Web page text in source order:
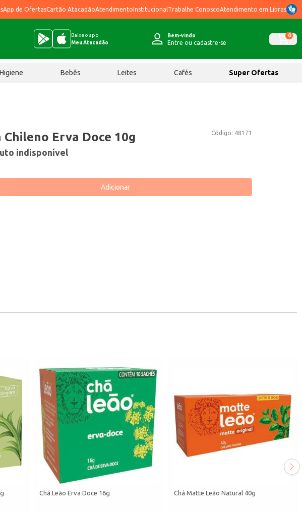
de OfertasCartão AtacadãoAtendimentoInstitucional Trabalhe ConoscoAtendimento em Libras
Baixe o app
Meu Atacadão
Bem-vindo
Entre ou cadastre-se
0
Higiene Bebês Leites Cafés Super Ofertas
Código: 48171
Chileno Erva Doce 10g
indisponível
Adicionar
Chá Leão Erva Doce 16g Chá Matte Leão Natural 40g